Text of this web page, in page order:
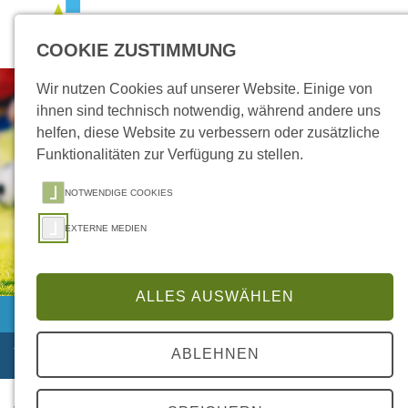
Zum Inhalt springen Zur Suche springen Zum Kontakt springen
Vereine
COOKIE ZUSTIMMUNG
Wir nutzen Cookies auf unserer Website. Einige von
ihnen sind technisch notwendig, während andere uns
helfen, diese Website zu verbessern oder zusätzliche
Funktionalitäten zur Verfügung zu stellen.
NOTWENDIGE COOKIES
EXTERNE MEDIEN
ALLES AUSWÄHLEN
ABLEHNEN